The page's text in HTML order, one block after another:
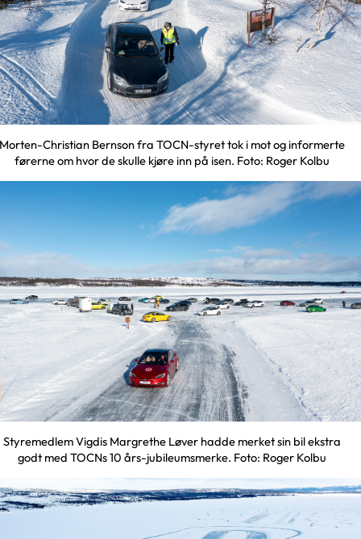
Christian Bernson fra TOCN-styret tok i mot og informerte
førerne om hvor de skulle kjøre inn på isen. Foto: Roger Kolbu
Styremedlem Vigdis Margrethe Løver hadde merket sin bil ekstra
godt med TOCNs 10 års-jubileumsmerke. Foto: Roger Kolbu